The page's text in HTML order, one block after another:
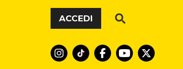
Vai al contenuto
ACCEDI